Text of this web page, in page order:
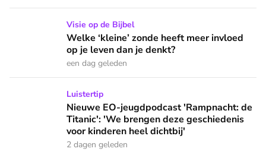
Welke ‘kleine’ zonde heeft meer invloed op je leven dan je
Visie op de Bijbel
Welke ‘kleine’ zonde heeft meer invloed
op je leven dan je denkt?
een dag geleden
Nieuwe EO-jeugdpodcast 'Rampnacht: de Titanic': 'We
Luistertip
Nieuwe EO-jeugdpodcast 'Rampnacht: de
Titanic': 'We brengen deze geschiedenis
voor kinderen heel dichtbij'
2 dagen geleden